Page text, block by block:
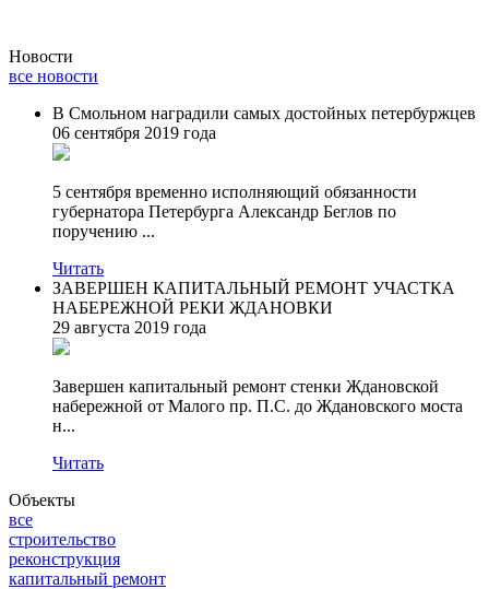
Новости
все новости
В Смольном наградили самых достойных петербуржцев
06 сентября 2019 года
5 сентября временно исполняющий обязанности
губернатора Петербурга Александр Беглов по
поручению ...
Читать
ЗАВЕРШЕН КАПИТАЛЬНЫЙ РЕМОНТ УЧАСТКА
НАБЕРЕЖНОЙ РЕКИ ЖДАНОВКИ
29 августа 2019 года
Завершен капитальный ремонт стенки Ждановской
набережной от Малого пр. П.С. до Ждановского моста
н...
Читать
Объекты
все
строительство
реконструкция
капитальный ремонт